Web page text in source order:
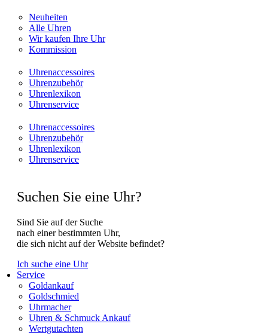
Neuheiten
Alle Uhren
Wir kaufen Ihre Uhr
Kommission
Uhrenaccessoires
Uhrenzubehör
Uhrenlexikon
Uhrenservice
Uhrenaccessoires
Uhrenzubehör
Uhrenlexikon
Uhrenservice
Suchen Sie eine Uhr?
Sind Sie auf der Suche
nach einer bestimmten Uhr,
die sich nicht auf der Website befindet?
Ich suche eine Uhr
Service
Goldankauf
Goldschmied
Uhrmacher
Uhren & Schmuck Ankauf
Wertgutachten